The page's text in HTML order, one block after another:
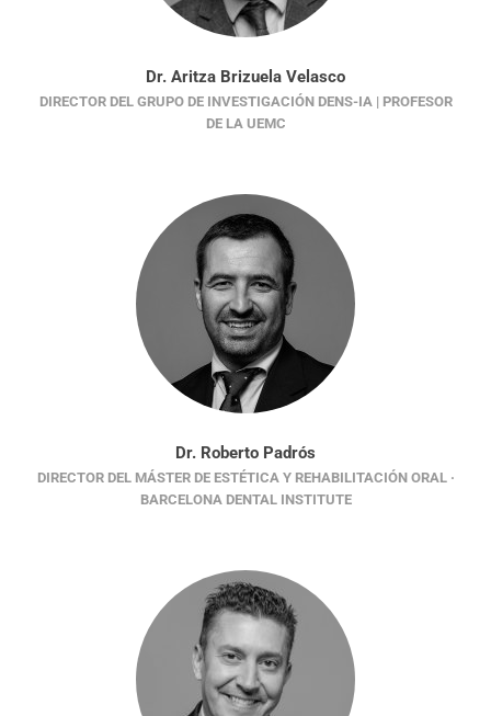
Dr. Aritza Brizuela Velasco
DIRECTOR DEL GRUPO DE INVESTIGACIÓN DENS-IA | PROFESOR
DE LA UEMC
Dr. Roberto Padrós
DIRECTOR DEL MÁSTER DE ESTÉTICA Y REHABILITACIÓN ORAL ·
BARCELONA DENTAL INSTITUTE